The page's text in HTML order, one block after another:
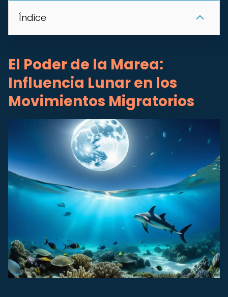
Índice
El Poder de la Marea:
Influencia Lunar en los
Movimientos Migratorios